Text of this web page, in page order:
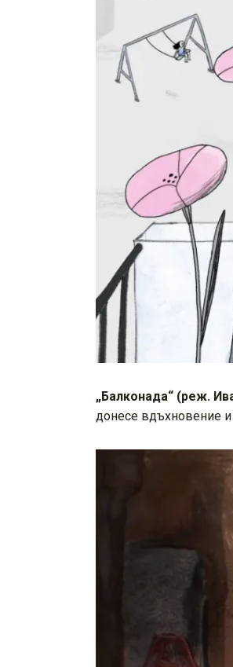
„Балконада“ (реж.
донесе вдъхновение и